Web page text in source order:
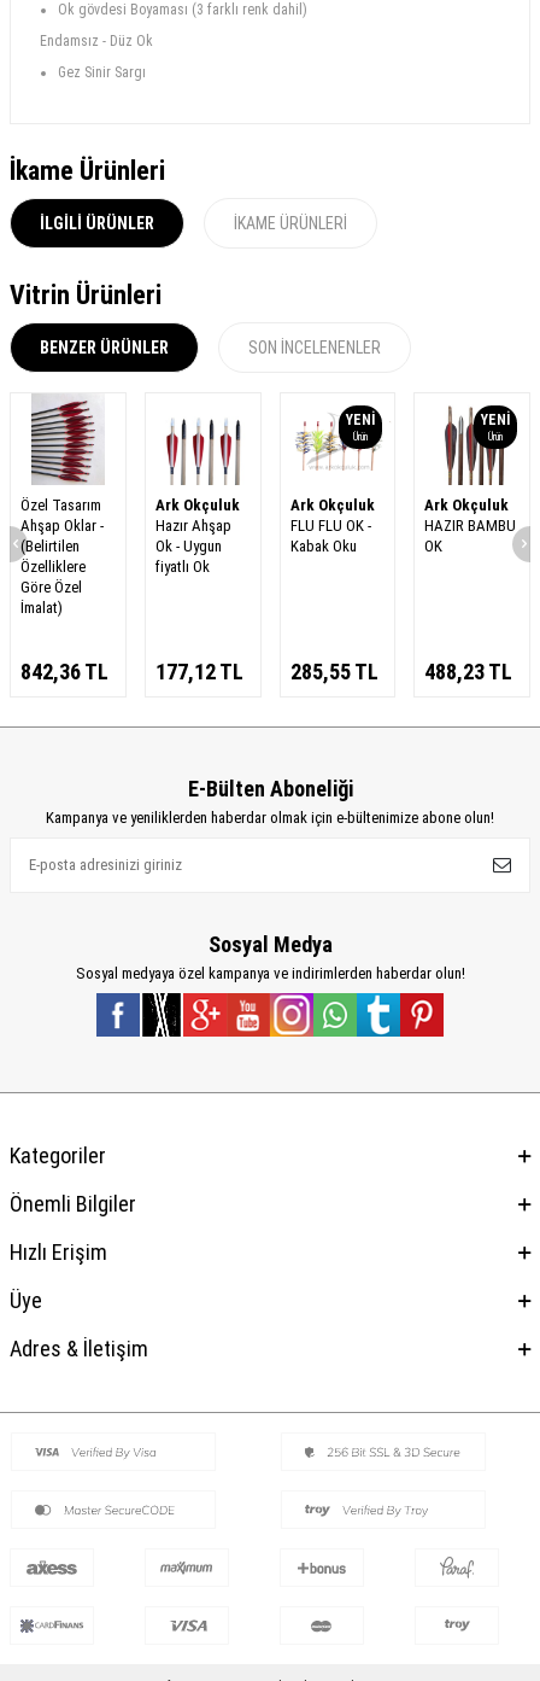
Ok gövdesi Boyaması (3 farklı renk dahil)
Endamsız - Düz Ok
Gez Sinir Sargı
İkame Ürünleri
İLGILI ÜRÜNLER İKAME ÜRÜNLERI
Vitrin Ürünleri
BENZER ÜRÜNLER SON İNCELENENLER
Özel Tasarım
Ahşap Oklar -
(Belirtilen
Özelliklere
Göre Özel
İmalat)
842,36TL
Ark Okçuluk
Hazır Ahşap
Ok - Uygun
fiyatlı Ok
177,12TL
YENI
Ürün
Ark Okçuluk
FLU FLU OK -
Kabak Oku
285,55TL
YENI
Ürün
Ark Okçuluk
HAZIR BAMBU
OK
488,23TL
E-Bülten Aboneliği
Kampanya ve yeniliklerden haberdar olmak için e-bültenimize abone olun!
Sosyal Medya
Sosyal medyaya özel kampanya ve indirimlerden haberdar olun!
Kategoriler
Önemli Bilgiler
Hızlı Erişim
Üye
Adres & İletişim